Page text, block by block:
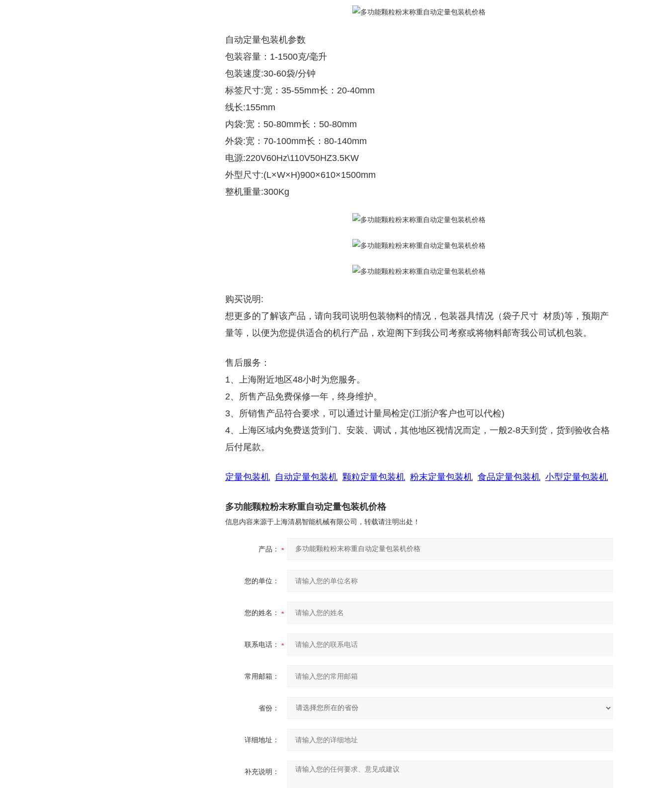
自动定量包装机参数
包装容量：1-1500克/毫升
包装速度:30-60袋/分钟
标签尺寸:宽：35-55mm长：20-40mm
线长:155mm
内袋:宽：50-80mm长：50-80mm
外袋:宽：70-100mm长：80-140mm
电源:220V60Hz\110V50HZ3.5KW
外型尺寸:(L×W×H)900×610×1500mm
整机重量:300Kg
购买说明:
想更多的了解该产品，请向我司说明包装物料的情况，包装器具情况（袋子尺寸 材质)等，预期产
量等，以便为您提供适合的机行产品，欢迎阁下到我公司考察或将物料邮寄我公司试机包装。
售后服务：
1、上海附近地区48小时为您服务。
2、所售产品免费保修一年，终身维护。
3、所销售产品符合要求，可以通过计量局检定(江浙沪客户也可以代检)
4、上海区域内免费送货到门、安装、调试，其他地区视情况而定，一般2-8天到货，货到验收合格
后付尾款。
定量包装机 自动定量包装机 颗粒定量包装机 粉末定量包装机 食品定量包装机 小型定量包装机
多功能颗粒粉末称重自动定量包装机价格
信息内容来源于上海清易智能机械有限公司，转载请注明出处！
产品：
您的单位：
您的姓名：
联系电话：
常用邮箱：
省份：
详细地址：
补充说明：